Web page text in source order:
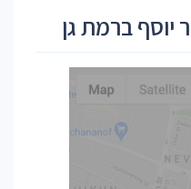
יוסף ברמת גן